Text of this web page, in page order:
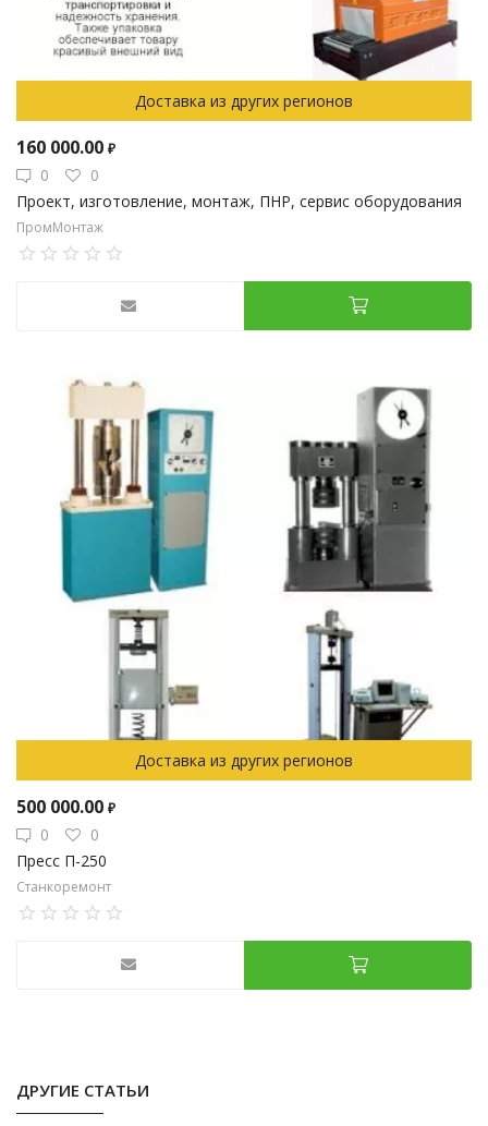
Доставка из других регионов
160 000.00 ₽
0
0
Проект, изготовление, монтаж, ПНР, сервис оборудования
ПромМонтаж
Доставка из других регионов
500 000.00 ₽
0
0
Пресс П-250
Станкоремонт
ДРУГИЕ СТАТЬИ